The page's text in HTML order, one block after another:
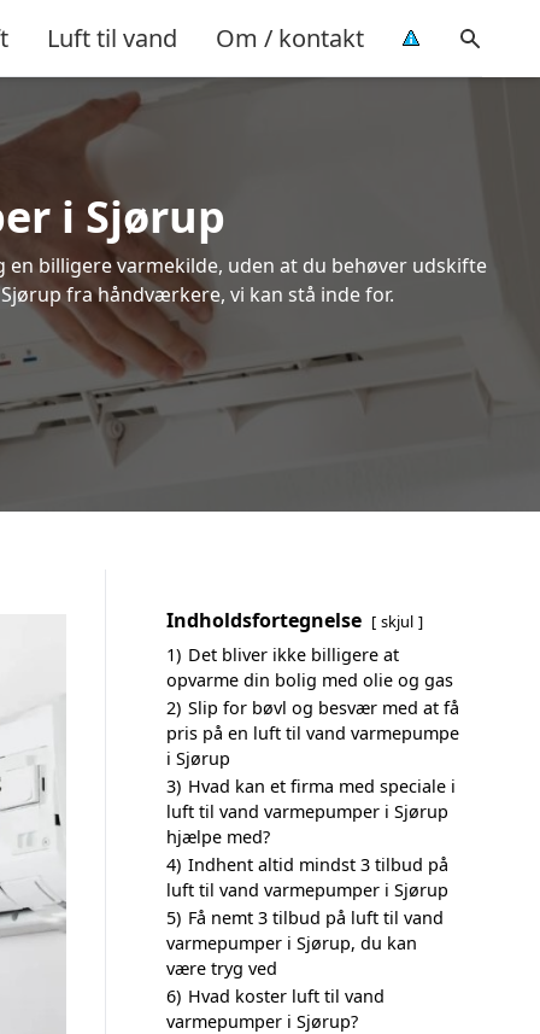
Luft til vand Om / kontakt
i Sjørup
billigere varmekilde, uden at du behøver udskifte
fra håndværkere, vi kan stå inde for.
Indholdsfortegnelse skjul
1) Det bliver ikke billigere at
opvarme din bolig med olie og gas
2) Slip for bøvl og besvær med at få
pris på en luft til vand varmepumpe
i Sjørup
3) Hvad kan et firma med speciale i
luft til vand varmepumper i Sjørup
hjælpe med?
4) Indhent altid mindst 3 tilbud på
luft til vand varmepumper i Sjørup
5) Få nemt 3 tilbud på luft til vand
varmepumper i Sjørup, du kan
være tryg ved
6) Hvad koster luft til vand
varmepumper i Sjørup?